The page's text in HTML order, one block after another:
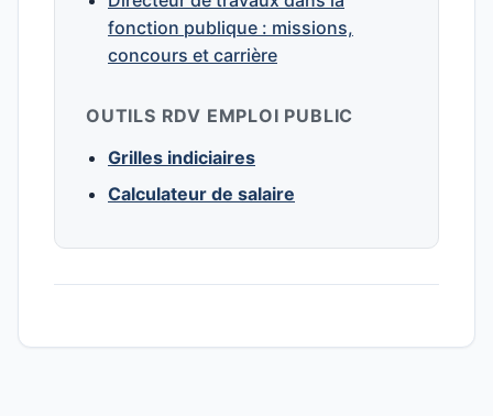
fonction publique : missions,
concours et carrière
OUTILS RDV EMPLOI PUBLIC
Grilles indiciaires
Calculateur de salaire